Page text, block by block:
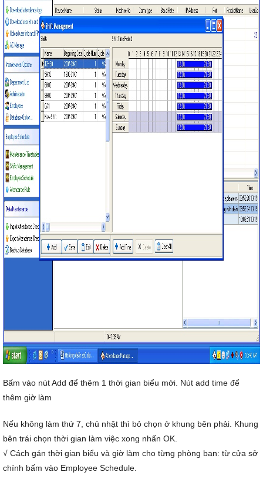
Bấm vào nút Add để thêm 1 thời gian biểu mới. Nút add time để
thêm giờ làm
Nếu không làm thứ 7, chủ nhật thì bỏ chọn ở khung bên phải. Khung
bên trái chọn thời gian làm việc xong nhấn OK.
√ Cách gán thời gian biểu và giờ làm cho từng phòng ban: từ cửa sở
chính bấm vào Employee Schedule.